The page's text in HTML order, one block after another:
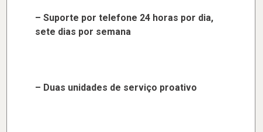
– Suporte por telefone 24 horas por dia,
sete dias por semana
– Duas unidades de serviço proativo